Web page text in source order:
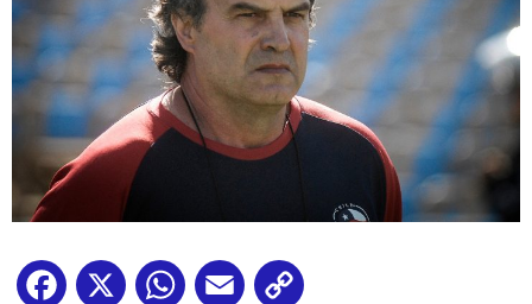
Facebook
X WhatsApp
Email